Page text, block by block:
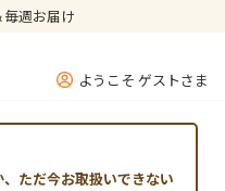
週お届け
ようこそ ゲストさま
ただ今お取扱いできない